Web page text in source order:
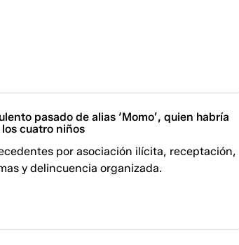
pasado de alias ‘Momo’, quien habría
cuatro niños
por asociación ilícita, receptación,
y delincuencia organizada.